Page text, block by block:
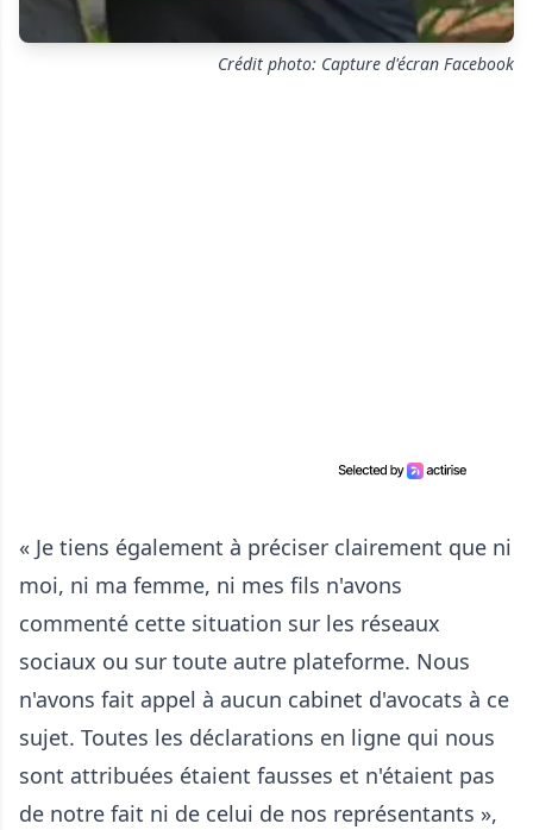
Crédit photo: Capture d'écran Facebook
« Je tiens également à préciser clairement que ni
moi, ni ma femme, ni mes fils n'avons
commenté cette situation sur les réseaux
sociaux ou sur toute autre plateforme. Nous
n'avons fait appel à aucun cabinet d'avocats à ce
sujet. Toutes les déclarations en ligne qui nous
sont attribuées étaient fausses et n'étaient pas
de notre fait ni de celui de nos représentants »,